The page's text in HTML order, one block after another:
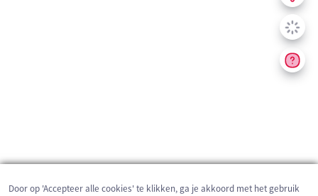
Door op 'Accepteer alle cookies' te klikken, ga je akkoord met het gebruik